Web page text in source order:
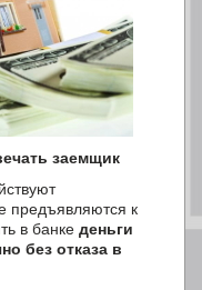
заемщик
предъявляются к
в банке деньги
без отказа в